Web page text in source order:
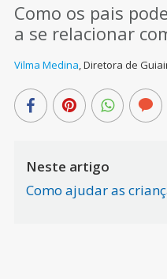
Como os pais
a se relacionar
Vilma Medina,Diretora de
Neste artigo
Como ajudar as